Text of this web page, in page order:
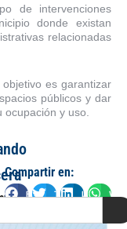
de intervenciones
donde existan
relacionadas
es garantizar
públicos y dar
y uso.
Compartir en:
FacebookTwitterLinkedIn